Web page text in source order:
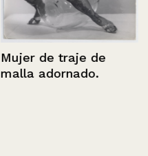
Mujer de traje de
malla adornado.